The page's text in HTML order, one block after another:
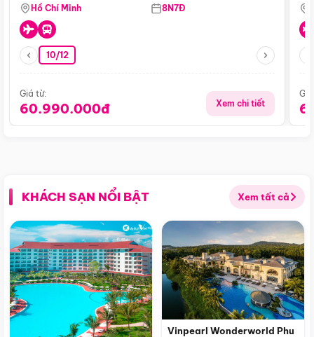
Hồ Chí Minh 8N7Đ
10/12
Giá từ:
60.990.000đ Xem chi tiết
KHÁCH SẠN NỔI BẬT Xem tất cả
Vinpearl Wonderworld Phu